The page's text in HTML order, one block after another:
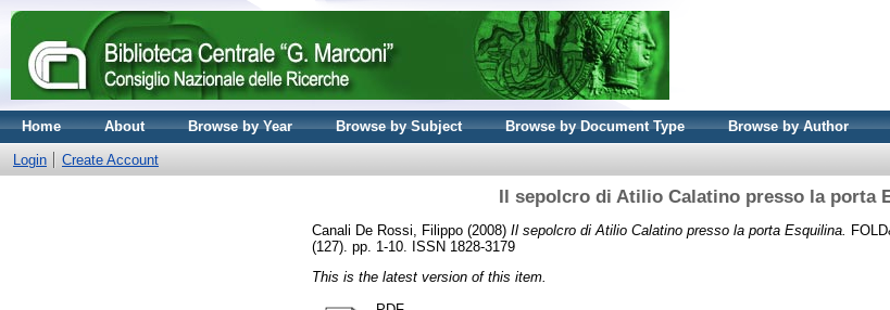
Home About Browse by Year Browse by Subject Browse by Document Type Browse by Author
Login Create Account
Il sepolcro di Atilio Calatino presso la porta
Canali De Rossi, Filippo (2008) Il sepolcro di Atilio Calatino presso la porta Esquilina.
(127). pp. 1-10. ISSN 1828-3179
This is the latest version of this item.